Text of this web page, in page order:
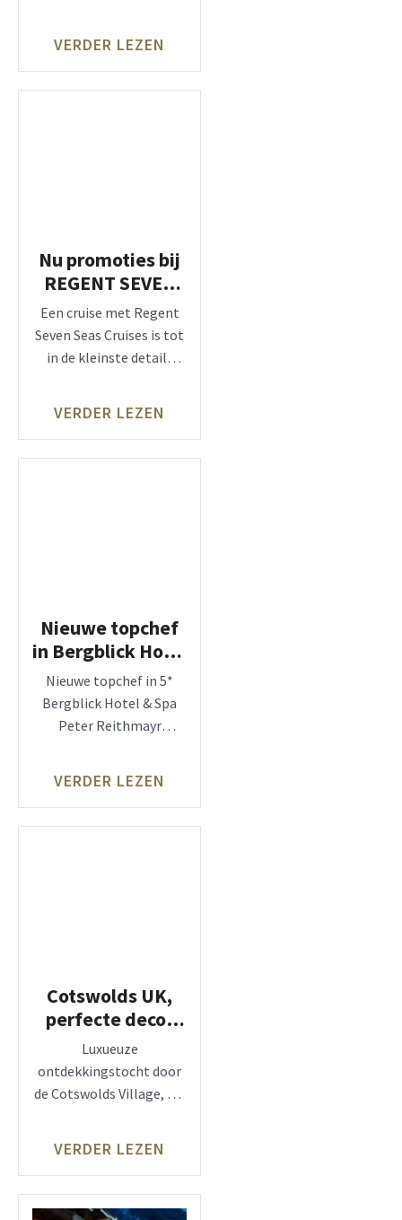
VERDER LEZEN
Nu promoties bij
REGENT SEVEN
SEAS, ultra-luxe
Een cruise met Regent
Seven Seas Cruises is tot
in de kleinste details
VERDER LEZEN
Nieuwe topchef
in Bergblick Hotel
& Spa, Oostenrijk
Nieuwe topchef in 5*
Bergblick Hotel & Spa
Peter Reithmayr
VERDER LEZEN
Cotswolds UK,
perfecte decor
voor luxueus
verblijf
Luxueuze
ontdekkingstocht door
de Cotswolds Village, UK
VERDER LEZEN